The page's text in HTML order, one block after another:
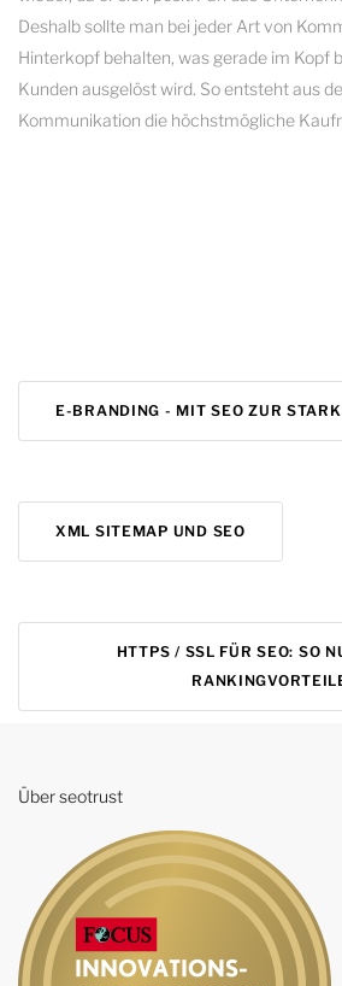
Deshalb sollte man bei jeder Art von
Hinterkopf behalten, was gerade im Kopf
Kunden ausgelöst wird. So entsteht aus
Kommunikation die höchstmögliche
E-BRANDING - MIT SEO ZUR
XML SITEMAP UND SEO
HTTPS / SSL FÜR SEO: SO
Über seotrust